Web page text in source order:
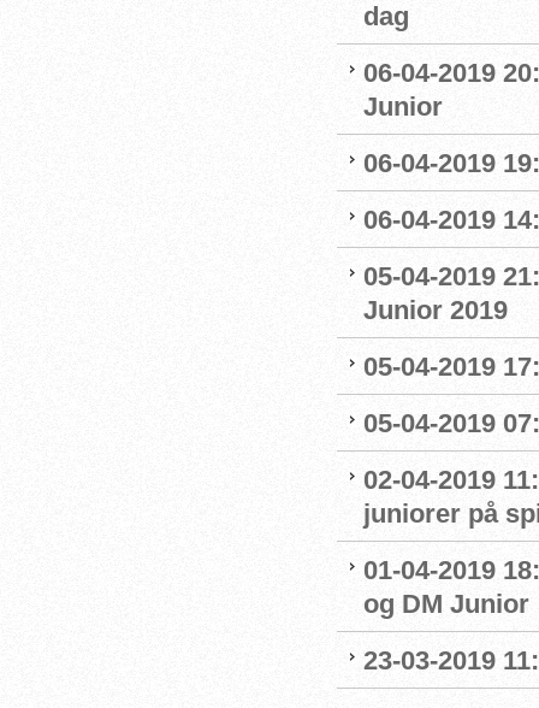
dag
06-04-2019
Junior
06-04-2019
06-04-2019
05-04-2019
Junior 2019
05-04-2019
05-04-2019
02-04-2019
juniorer på
01-04-2019
og DM Junior
23-03-2019